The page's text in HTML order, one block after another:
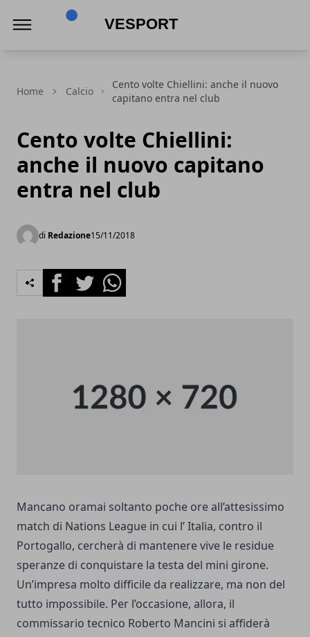
Home Calcio
Cento volte Chiellini: anche il nuovo
capitano entra nel club
Cento volte Chiellini:
anche il nuovo capitano
entra nel club
di Redazione15/11/2018
FacebookTwitterWhatsapp
Mancano oramai soltanto poche ore all’attesissimo
match di Nations League in cui l’ Italia, contro il
Portogallo, cercherà di mantenere vive le residue
speranze di conquistare la testa del mini girone.
Un’impresa molto difficile da realizzare, ma non del
tutto impossibile. Per l’occasione, allora, il
commissario tecnico Roberto Mancini si affiderà